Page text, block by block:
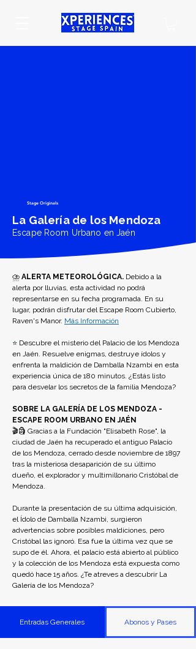
Stage Originals
La Galería de los Mendoza
Escape Room Urbano en Jaén
⛈️ ALERTA METEOROLÓGICA. Debido a la
alerta por lluvias, esta actividad no podrá
representarse en su fecha programada. En su
lugar, podrán disfrutar del Escape Room Cubierto,
Raven's Manor. Más Información
⭐ Descubre el misterio del Palacio de los Mendoza
en Jaén. Resuelve enigmas, destruye ídolos y
enfrenta la maldición de Damballa Nzambi en esta
experiencia única de 180 minutos. ¿Estás listo
para desvelar los secretos de la familia Mendoza?
SOBRE LA GALERÍA DE LOS MENDOZA -
ESCAPE ROOM URBANO EN JAÉN
🎬🗿 Gracias a la Fundación "Elisabeth Rose", la
ciudad de Jaén ha recuperado el antiguo Palacio
de los Mendoza, cerrado desde noviembre de 1897
tras la misteriosa desaparición de su último
dueño, el explorador y multimillonario Cristóbal de
Mendoza.
Durante la presentación de su última adquisición,
el Ídolo de Damballa Nzambi, surgieron
advertencias sobre posibles maldiciones, pero
Cristóbal las ignoró. Esa fue la última vez que se
supo de él. Ahora, el palacio está abierto al público
y la colección de los Mendoza está expuesta como
quedó hace 15 años. ¿Te atreves a descubrir La
Galería de los Mendoza?
Entradas Generales Abonos y Pases